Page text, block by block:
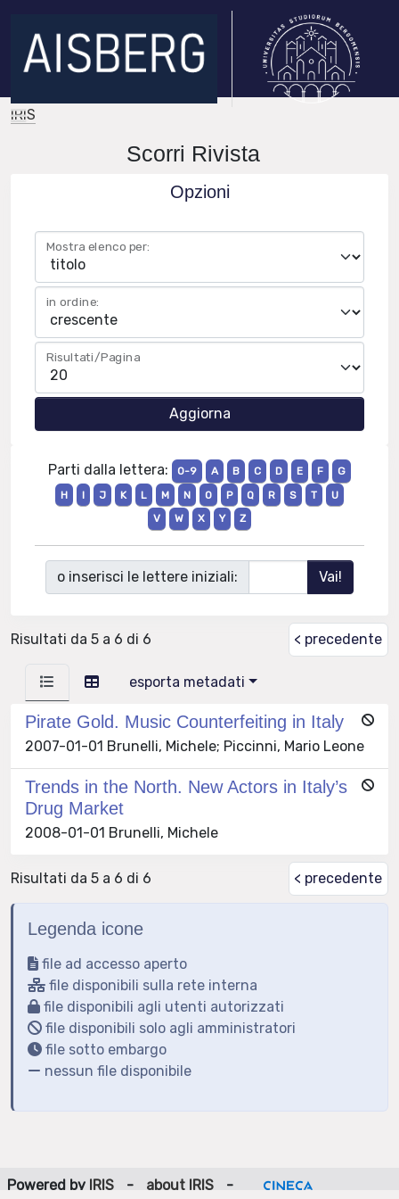
IRIS
Scorri Rivista
Opzioni
Mostra elenco per:
in ordine:
Risultati/Pagina
Parti dalla lettera: 0-9 A B C D E F
G
H
I J K L M N O P Q R S T
U
V
W X Y Z
o inserisci le lettere iniziali:
Risultati da 5 a 6 di 6 < precedente
esporta metadati
Pirate Gold. Music Counterfeiting in Italy
2007-01-01 Brunelli, Michele; Piccinni, Mario Leone
Trends in the North. New Actors in Italy’s
Drug Market
2008-01-01 Brunelli, Michele
Risultati da 5 a 6 di 6 < precedente
Legenda icone
file ad accesso aperto
file disponibili sulla rete interna
file disponibili agli utenti autorizzati
file disponibili solo agli amministratori
file sotto embargo
nessun file disponibile
Powered by IRIS - about IRIS
-